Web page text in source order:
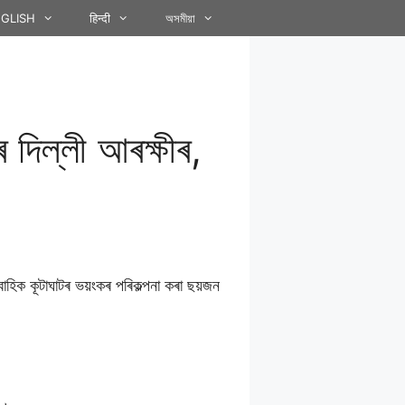
हिन्दी অসমীয়া
দিল্লী আৰক্ষীৰ,
কূটাঘাটৰ ভয়ংকৰ পৰিকল্পনা কৰা ছয়জন